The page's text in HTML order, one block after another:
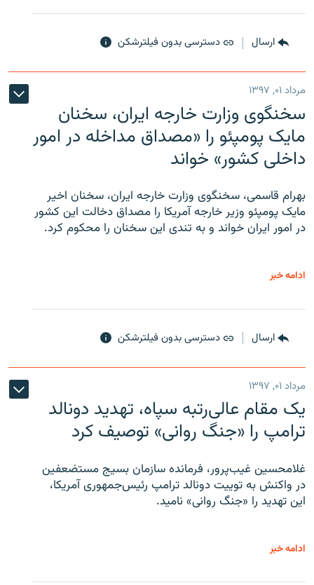
ارسال دسترسی بدون فیلترشکن
مرداد ۰۱, ۱۳۹۷
سخنگوی وزارت خارجه ایران، سخنان
مایک پومپئو را «مصداق مداخله در امور
داخلی کشور» خواند
بهرام قاسمی، سخنگوی وزارت خارجه ایران، سخنان اخیر
مایک پومپئو وزیر خارجه آمریکا را مصداق دخالت این کشور
در امور ایران خواند و به تندی این سخنان را محکوم کرد.
ادامه خبر
ارسال دسترسی بدون فیلترشکن
مرداد ۰۱, ۱۳۹۷
یک مقام عالی‌رتبه سپاه، تهدید دونالد
ترامپ را «جنگ روانی» توصیف کرد
غلامحسین غیب‌پرور، فرمانده سازمان بسیج مستضعفین
در واکنش به توییت دونالد ترامپ رئیس‌جمهوری آمریکا،
این تهدید را «جنگ روانی» نامید.
ادامه خبر